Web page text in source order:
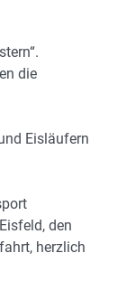
die
Eisläufern
den
herzlich